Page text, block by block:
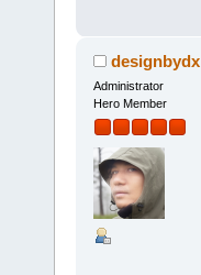
designbydx
Administrator
Hero Member